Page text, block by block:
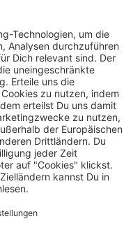
finden: